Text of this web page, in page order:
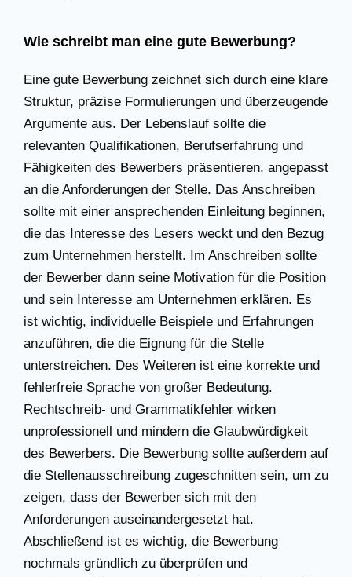
Wie schreibt man eine gute Bewerbung?
Eine gute Bewerbung zeichnet sich durch eine klare
Struktur, präzise Formulierungen und überzeugende
Argumente aus. Der Lebenslauf sollte die
relevanten Qualifikationen, Berufserfahrung und
Fähigkeiten des Bewerbers präsentieren, angepasst
an die Anforderungen der Stelle. Das Anschreiben
sollte mit einer ansprechenden Einleitung beginnen,
die das Interesse des Lesers weckt und den Bezug
zum Unternehmen herstellt. Im Anschreiben sollte
der Bewerber dann seine Motivation für die Position
und sein Interesse am Unternehmen erklären. Es
ist wichtig, individuelle Beispiele und Erfahrungen
anzuführen, die die Eignung für die Stelle
unterstreichen. Des Weiteren ist eine korrekte und
fehlerfreie Sprache von großer Bedeutung.
Rechtschreib- und Grammatikfehler wirken
unprofessionell und mindern die Glaubwürdigkeit
des Bewerbers. Die Bewerbung sollte außerdem auf
die Stellenausschreibung zugeschnitten sein, um zu
zeigen, dass der Bewerber sich mit den
Anforderungen auseinandergesetzt hat.
Abschließend ist es wichtig, die Bewerbung
nochmals gründlich zu überprüfen und